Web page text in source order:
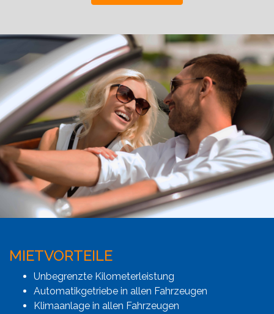
MIETVORTEILE
Unbegrenzte Kilometerleistung
Automatikgetriebe in allen Fahrzeugen
Klimaanlage in allen Fahrzeugen